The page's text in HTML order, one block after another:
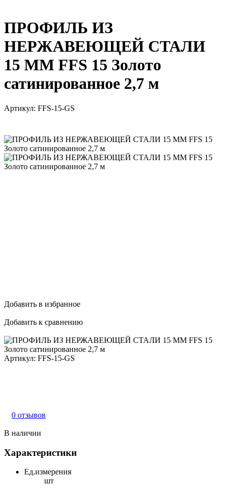
ПРОФИЛЬ ИЗ
НЕРЖАВЕЮЩЕЙ СТАЛИ
15 ММ FFS 15 Золото
сатинированное 2,7 м
Артикул: FFS-15-GS
Добавить в избранное
Добавить к сравнению
Артикул: FFS-15-GS
0 отзывов
В наличии
Характеристики
Ед.измерения
шт